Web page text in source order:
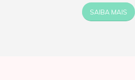
SAIBA MAIS